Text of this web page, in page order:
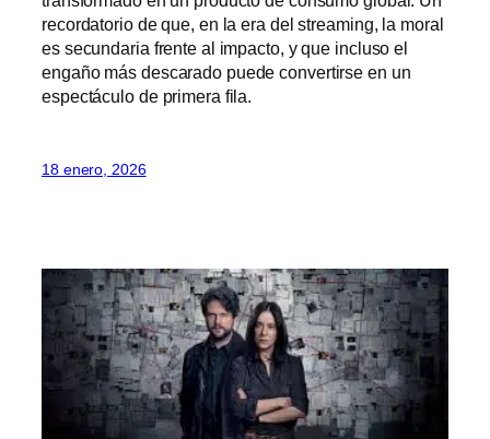
recordatorio de que, en la era del streaming, la moral
es secundaria frente al impacto, y que incluso el
engaño más descarado puede convertirse en un
espectáculo de primera fila.
18 enero, 2026